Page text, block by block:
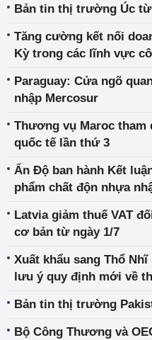
Bản tin thị trường Úc từ
Tăng cường kết nối
Kỳ trong các lĩnh vực
Paraguay: Cửa ngõ
nhập Mercosur
Thương vụ Maroc tham
quốc tế lần thứ 3
Ấn Độ ban hành Kết
phẩm chất độn nhựa
Latvia giảm thuế VAT
cơ bản từ ngày 1/7
Xuất khẩu sang Thổ
lưu ý quy định mới về
Bản tin thị trường
Bộ Công Thương và